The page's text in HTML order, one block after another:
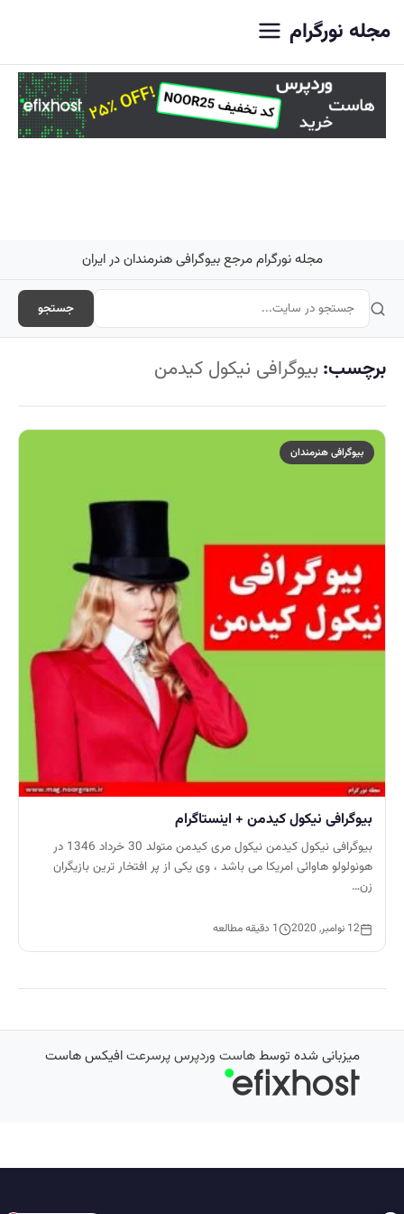
مجله نورگرام
مجله نورگرام مرجع بیوگرافی هنرمندان در ایران
جستجو
برچسب: بیوگرافی نیکول کیدمن
بیوگرافی هنرمندان
بیوگرافی نیکول کیدمن + اینستاگرام
بیوگرافی نیکول کیدمن نیکول مری کیدمن متولد 30 خرداد 1346 در
هونولولو هاوائی امریکا می باشد ، وی یکی از پر افتخار ترین بازیگران
زن…
12 نوامبر, 2020 1 دقیقه مطالعه
میزبانی شده توسطهاست وردپرس پرسرعتافیکس هاست